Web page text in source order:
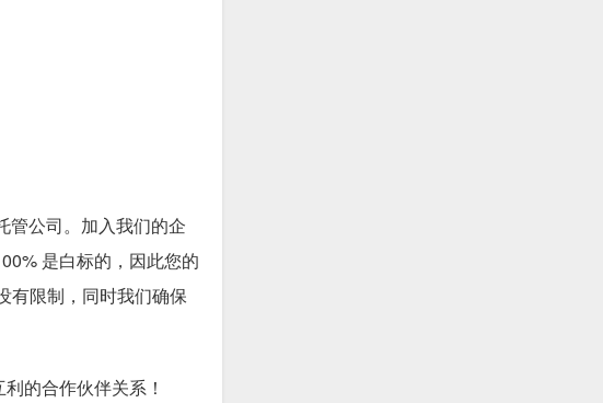
管公司。加入我们的企
是白标的，因此您的
有限制，同时我们确保
的合作伙伴关系！